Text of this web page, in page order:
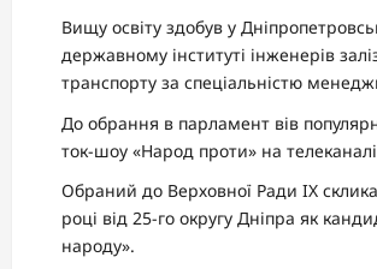
Вищу освіту здобув у
державному інституті інженерів
транспорту за спеціальністю
До обрання в парламент вів
ток-шоу «Народ проти» на
Обраний до Верховної Ради IX
році від 25-го округу Дніпра як
народу».